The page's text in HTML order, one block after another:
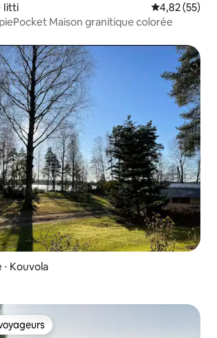
Iitti Évaluation
4,82 (55)
Maison granitique colorée
Kouvola